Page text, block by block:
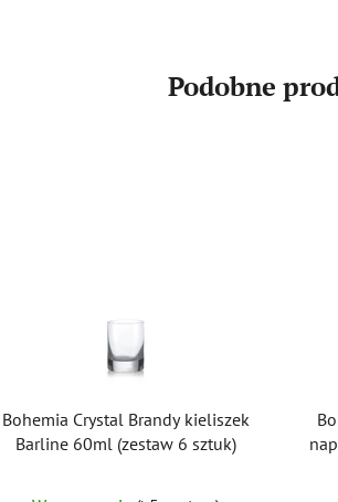
Podobne
Bohemia Crystal Brandy kieliszek
Barline 60ml (zestaw 6 sztuk)